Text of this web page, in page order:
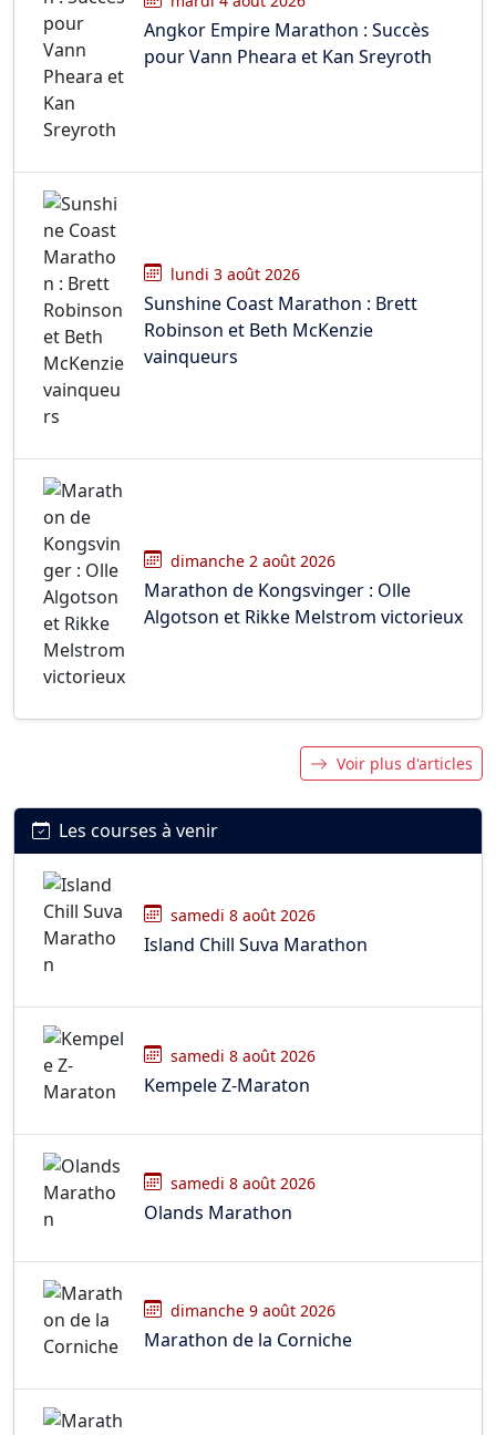
Angkor Empire Marathon : Succès
pour Vann Pheara et Kan Sreyroth
lundi 3 août 2026
Sunshine Coast Marathon : Brett
Robinson et Beth McKenzie
vainqueurs
dimanche 2 août 2026
Marathon de Kongsvinger : Olle
Algotson et Rikke Melstrom victorieux
Voir plus d'articles
Les courses à venir
samedi 8 août 2026
Island Chill Suva Marathon
samedi 8 août 2026
Kempele Z-Maraton
samedi 8 août 2026
Olands Marathon
dimanche 9 août 2026
Marathon de la Corniche